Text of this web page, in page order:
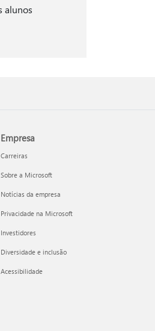
alunos
Empresa
Carreiras
Sobre a Microsoft
Notícias da empresa
Privacidade na Microsoft
Investidores
Diversidade e inclusão
Acessibilidade